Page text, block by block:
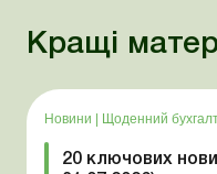
Кращі
Новини Щоденний
20 ключових